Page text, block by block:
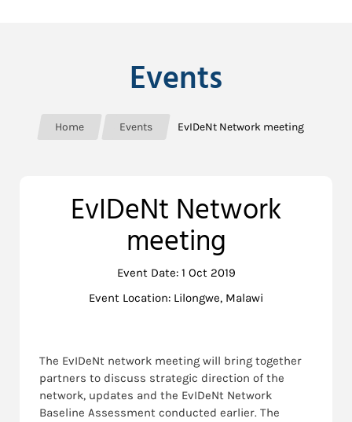
Events
Home Events EvIDeNt Network meeting
EvIDeNt Network
meeting
Event Date: 1 Oct 2019
Event Location: Lilongwe, Malawi
The EvIDeNt network meeting will bring together
partners to discuss strategic direction of the
network, updates and the EvIDeNt Network
Baseline Assessment conducted earlier. The